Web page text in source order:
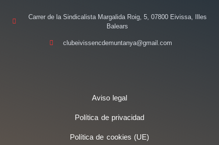
Carrer de la Sindicalista Margalida Roig, 5, 07800 Eivissa, Illes
Balears
clubeivissencdemuntanya@gmail.com
Aviso legal
Política de privacidad
Política de cookies (UE)